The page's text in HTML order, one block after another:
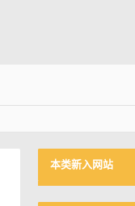
本类新入网站